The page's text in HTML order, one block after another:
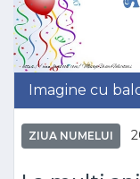
Imagine cu
ZIUA NUMELUI